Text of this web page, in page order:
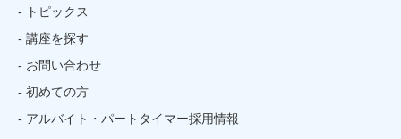
- トピックス
- 講座を探す
- お問い合わせ
- 初めての方
- アルバイト・パートタイマー採用情報